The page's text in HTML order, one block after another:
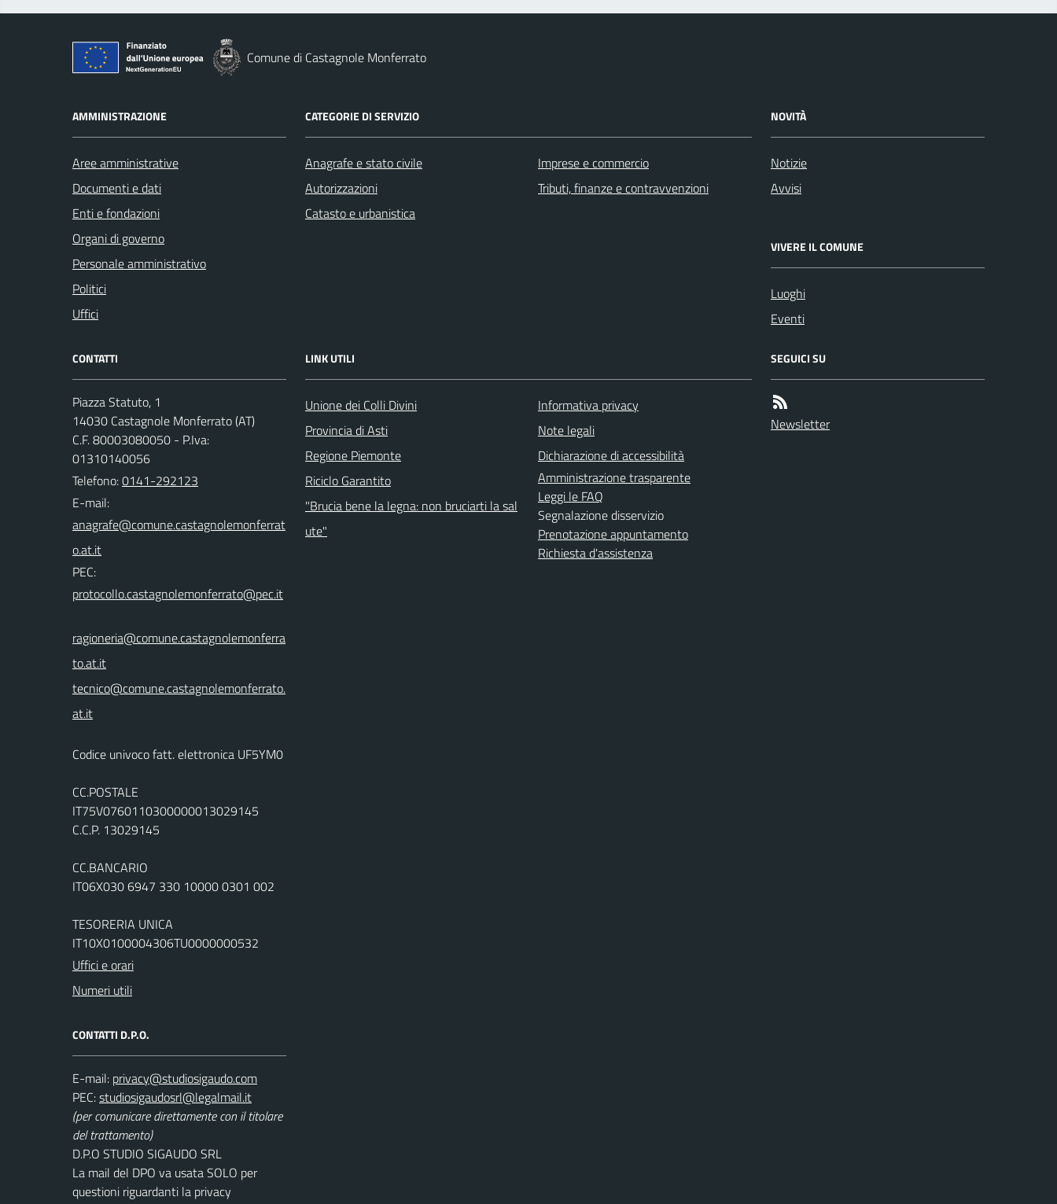
Comune di Castagnole Monferrato
AMMINISTRAZIONE
Aree amministrative
Documenti e dati
Enti e fondazioni
Organi di governo
Personale amministrativo
Politici
Uffici
CATEGORIE DI SERVIZIO
Anagrafe e stato civile
Autorizzazioni
Catasto e urbanistica
Imprese e commercio
Tributi, finanze e contravvenzioni
NOVITÀ
Notizie
Avvisi
VIVERE IL COMUNE
Luoghi
Eventi
CONTATTI
Piazza Statuto, 1
14030 Castagnole Monferrato (AT)
C.F. 80003080050 - P.Iva:
01310140056
Telefono:0141-292123
E-mail:
PEC:
ragioneria@comune.castagnolemonferra
to.at.it
tecnico@comune.castagnolemonferrato.
at.it
Codice univoco fatt. elettronica UF5YM0
CC.POSTALE
IT75V0760110300000013029145
C.C.P. 13029145
CC.BANCARIO
IT06X030 6947 330 10000 0301 002
TESORERIA UNICA
IT10X0100004306TU0000000532
Uffici e orari
Numeri utili
CONTATTI D.P.O.
E-mail:
PEC:
(per comunicare direttamente con il titolare
del trattamento)
D.P.O STUDIO SIGAUDO SRL
La mail del DPO va usata SOLO per
questioni riguardanti la privacy
LINK UTILI
Unione dei Colli Divini
Provincia di Asti
Regione Piemonte
Riciclo Garantito
"Brucia bene la legna: non bruciarti la sal
ute"
Informativa privacy
Note legali
Dichiarazione di accessibilità
Amministrazione trasparente
Leggi le FAQ
Segnalazione disservizio
Prenotazione appuntamento
Richiesta d'assistenza
SEGUICI SU
Newsletter